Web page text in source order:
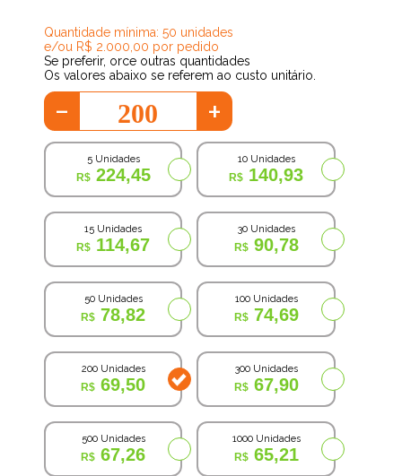
Quantidade mínima: 50 unidades
e/ou R$ 2.000,00 por pedido
Se preferir, orce outras quantidades
Os valores abaixo se referem ao custo unitário.
- +
5 Unidades
224,45
10 Unidades
140,93
15 Unidades
114,67
30 Unidades
90,78
50 Unidades
78,82
100 Unidades
74,69
200 Unidades
69,50
300 Unidades
67,90
500 Unidades
67,26
1000 Unidades
65,21